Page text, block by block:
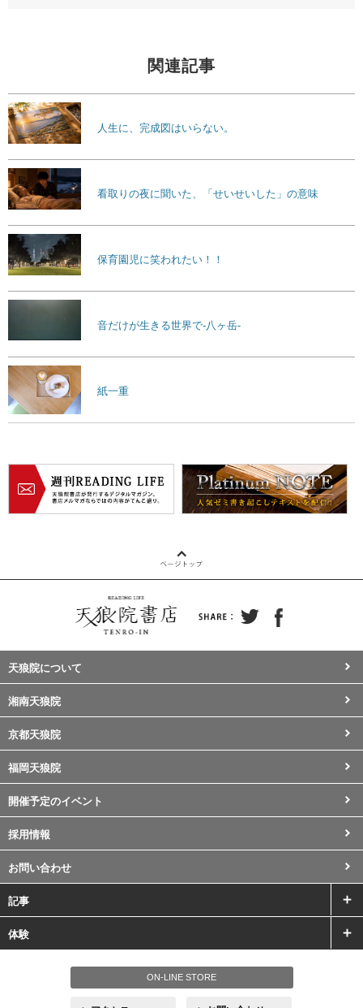
関連記事
人生に、完成図はいらない。
看取りの夜に聞いた、「せいせいした」の意味
保育園児に笑われたい！！
音だけが生きる世界で-八ヶ岳-
紙一重
天狼院について
湘南天狼院
京都天狼院
福岡天狼院
開催予定のイベント
採用情報
お問い合わせ
記事
体験
ON-LINE STORE